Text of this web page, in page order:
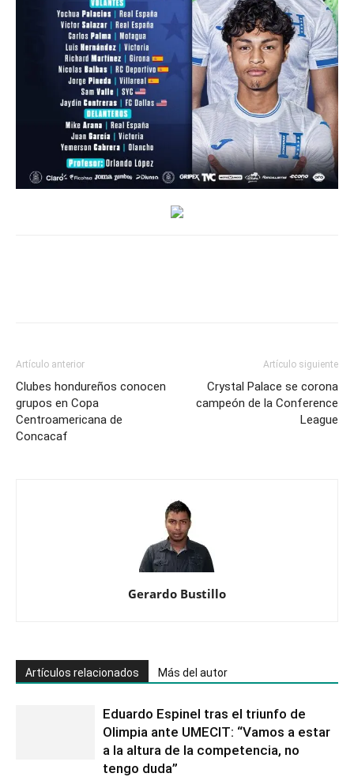
Artículo anterior
Clubes hondureños conocen
grupos en Copa
Centroamericana de
Concacaf
Artículo siguiente
Crystal Palace se corona
campeón de la Conference
League
Gerardo Bustillo
Artículos relacionados Más del autor
Eduardo Espinel tras el triunfo de
Olimpia ante UMECIT: “Vamos a estar
a la altura de la competencia, no
tengo duda”